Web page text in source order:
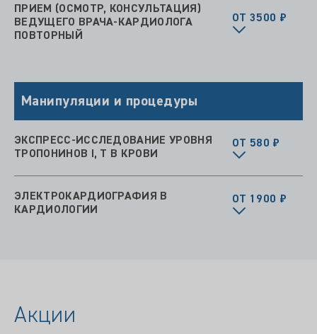
ПРИЕМ (ОСМОТР, КОНСУЛЬТАЦИЯ)
ВЕДУЩЕГО ВРАЧА-КАРДИОЛОГА
ПОВТОРНЫЙ
ОТ 3500 ₽
Манипуляции и процедуры
ЭКСПРЕСС-ИССЛЕДОВАНИЕ УРОВНЯ
ТРОПОНИНОВ I, T В КРОВИ
ОТ 580 ₽
ЭЛЕКТРОКАРДИОГРАФИЯ В
КАРДИОЛОГИИ
ОТ 1900 ₽
Акции